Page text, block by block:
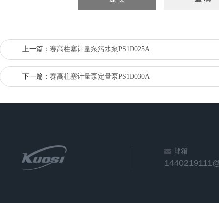
上一篇： 赛高柱塞计量泵污水泵PS1D025A
下一篇： 赛高柱塞计量泵定量泵PS1D030A
邮箱